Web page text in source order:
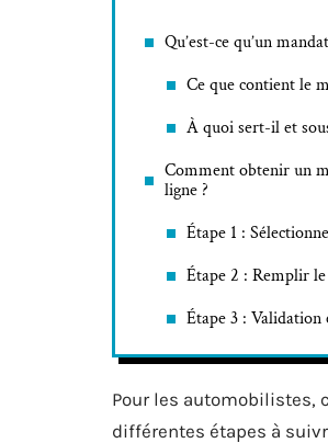
Qu’est-ce qu’un
Ce que contient le
À quoi sert-il et
Comment obtenir un
ligne ?
Étape 1 :
Étape 2 : Remplir
Étape 3 : Validation
Pour les automobilistes,
différentes étapes à